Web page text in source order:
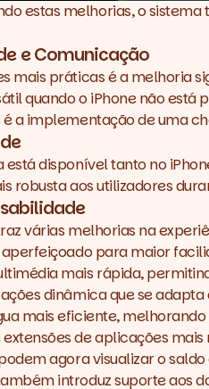
estas melhorias, o
e Comunicação
mais práticas é a melhoria
quando o iPhone não está
a implementação de uma
está disponível tanto no
robusta aos utilizadores
várias melhorias na
para maior
mais rápida,
dinâmica que se
mais eficiente,
de aplicações
agora visualizar o
introduz suporte aos